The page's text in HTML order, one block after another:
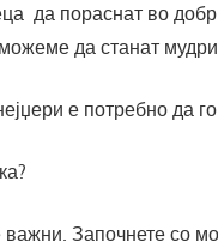
да пораснат во
да станат
е потребно да
Започнете со